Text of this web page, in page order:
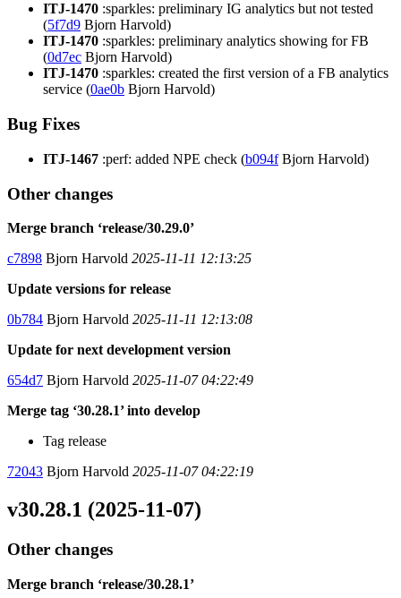
ITJ-1470 :sparkles: preliminary IG analytics but not tested
(5f7d9 Bjorn Harvold)
ITJ-1470 :sparkles: preliminary analytics showing for FB
(0d7ec Bjorn Harvold)
ITJ-1470 :sparkles: created the first version of a FB analytics
service (0ae0b Bjorn Harvold)
Bug Fixes
ITJ-1467 :perf: added NPE check (b094fBjorn Harvold)
Other changes
Merge branch ‘release/30.29.0’
c7898 Bjorn Harvold 2025-11-11 12:13:25
Update versions for release
0b784 Bjorn Harvold 2025-11-11 12:13:08
Update for next development version
654d7 Bjorn Harvold 2025-11-07 04:22:49
Merge tag ‘30.28.1’ into develop
Tag release
72043 Bjorn Harvold 2025-11-07 04:22:19
v30.28.1 (2025-11-07)
Other changes
Merge branch ‘release/30.28.1’